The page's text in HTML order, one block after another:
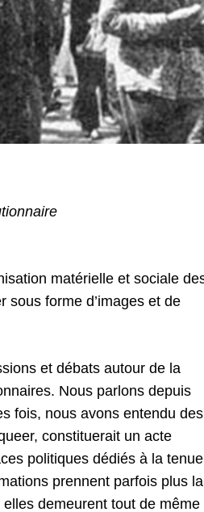
matérielle et sociale
sous forme d’images et de
et débats autour de la
Nous parlons depuis
fois, nous avons entendu des
constituerait un acte
politiques dédiés à la tenue
prennent parfois plus la
demeurent tout de même